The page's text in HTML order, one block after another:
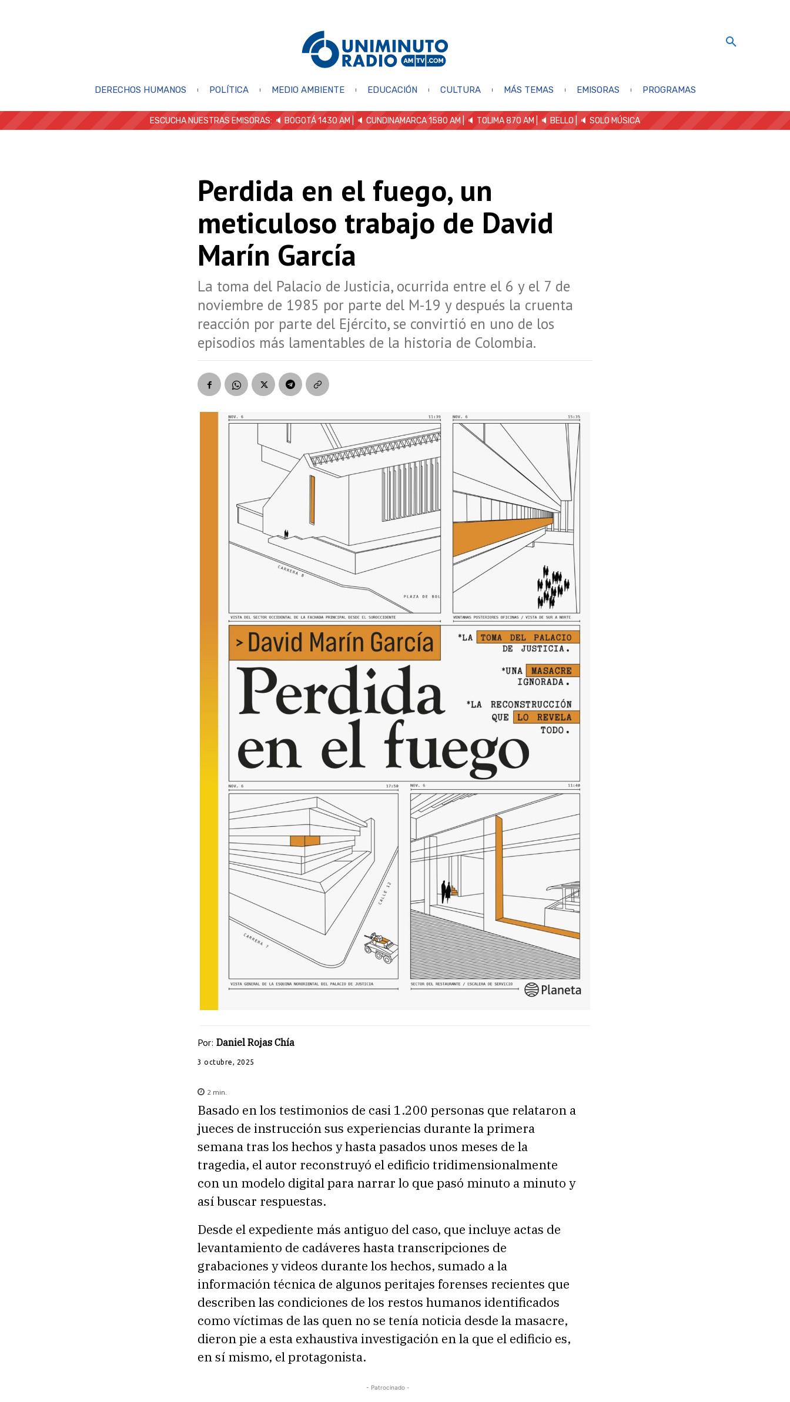
DERECHOS HUMANOS POLÍTICA MEDIO AMBIENTE EDUCACIÓN CULTURA MÁS TEMAS EMISORAS PROGRAMAS
ESCUCHA NUESTRAS EMISORAS: 🔈 BOGOTÁ 1430 AM | 🔈 CUNDINAMARCA 1580 AM | 🔈 TOLIMA 870 AM | 🔈 BELLO 🔈 SOLO MÚSICA
Perdida en el fuego, un
meticuloso trabajo de David
Marín García
La toma del Palacio de Justicia, ocurrida entre el 6 y el 7 de
noviembre de 1985 por parte del M-19 y después la cruenta
reacción por parte del Ejército, se convirtió en uno de los
episodios más lamentables de la historia de Colombia.
Por: Daniel Rojas Chía
3 octubre, 2025
2 min.
Basado en los testimonios de casi 1.200 personas que relataron a
jueces de instrucción sus experiencias durante la primera
semana tras los hechos y hasta pasados unos meses de la
tragedia, el autor reconstruyó el edificio tridimensionalmente
con un modelo digital para narrar lo que pasó minuto a minuto y
así buscar respuestas.
Desde el expediente más antiguo del caso, que incluye actas de
levantamiento de cadáveres hasta transcripciones de
grabaciones y videos durante los hechos, sumado a la
información técnica de algunos peritajes forenses recientes que
describen las condiciones de los restos humanos identificados
como víctimas de las quen no se tenía noticia desde la masacre,
dieron pie a esta exhaustiva investigación en la que el edificio es,
en sí mismo, el protagonista.
- Patrocinado -